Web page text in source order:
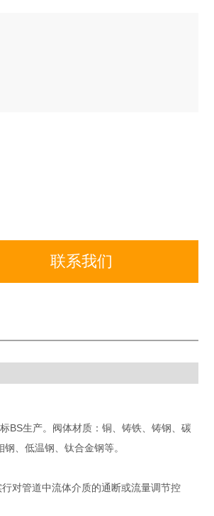
联系我们
BS生产。阀体材质：铜、铸铁、铸钢、碳
、低温钢、钛合金钢等。
对管道中流体介质的通断或流量调节控